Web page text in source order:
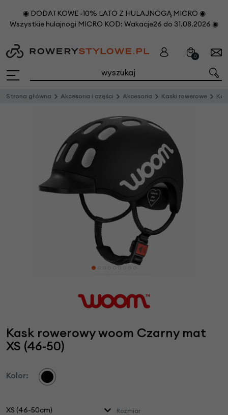
◉ DODATKOWE -10% LATO Z HULAJNOGĄ MICRO ◉
Wszystkie hulajnogi MICRO KOD: Wakacje26 do 31.08.2026 ◉
0
Strona główna Akcesoria i części Akcesoria Kaski rowerowe
Kask rowerowy woom Czarny mat
XS (46-50)
Kolor:
XS (46-50cm) Rozmiar